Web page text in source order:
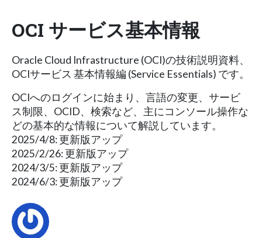
OCI サービス基本情報
Oracle Cloud Infrastructure (OCI)の技術説明資料、
OCIサービス 基本情報編 (Service Essentials) です。
OCIへのログインに始まり、言語の変更、サービ
ス制限、OCID、検索など、主にコンソール操作な
どの基本的な情報について解説しています。
2025/4/8: 更新版アップ
2025/2/26: 更新版アップ
2024/3/5: 更新版アップ
2024/6/3: 更新版アップ